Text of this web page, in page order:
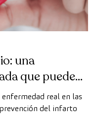
una
que puede
prevenir el
enfermedad real en las
del infarto